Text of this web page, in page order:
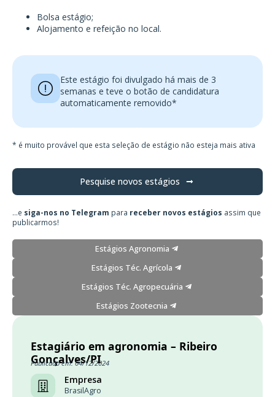
Bolsa estágio;
Alojamento e refeição no local.
Este estágio foi divulgado há mais de 3
semanas e teve o botão de candidatura
automaticamente removido*
* é muito provável que esta seleção de estágio não esteja mais ativa
Pesquise novos estágios
...e siga-nos no Telegram para receber novos estágios assim que
publicarmos!
Estágios Agronomia
Estágios Téc. Agrícola
Estágios Téc. Agropecuária
Estágios Zootecnia
Estagiário em agronomia – Ribeiro
Gonçalves/PI
Publicado em: 04/12/2024
Empresa
BrasilAgro